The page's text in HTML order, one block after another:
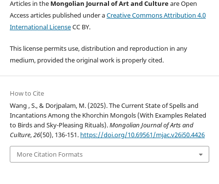
Articles in the Mongolian Journal of Art and Cultureare Open
Access articles published under aCreative Commons Attribution 4.0
International LicenseCC BY.
This license permits use, distribution and reproduction in any
medium, provided the original work is properly cited.
How to Cite
Wang , S., & Dorjpalam, M. (2025). The Current State оf Spells аnd
Incantations Among the Khorchin Mongols (With Examples Related
to Birds and Sky-Pleasing Rituals).Mongolian Journal of Arts and
Culture,26(50), 136-151. https://doi.org/10.69561/mjac.v26i50.4426
More Citation Formats